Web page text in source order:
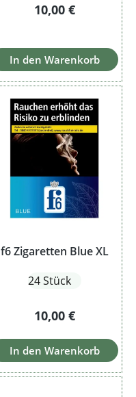
Regulärer Preis:
10,00 €
In den Warenkorb
f6 Zigaretten Blue XL
24 Stück
Regulärer Preis:
10,00 €
In den Warenkorb